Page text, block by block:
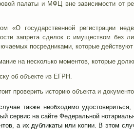
палаты и МФЦ вне зависимости от
«О государственной регистрации
запрета сделок с имуществом без
посредниками, которые действуют
на несколько моментов, которые
об объекте из ЕГРН.
проверить историю объекта и
также необходимо
сервис на сайте Федеральной
а их дубликаты или копии. В этом